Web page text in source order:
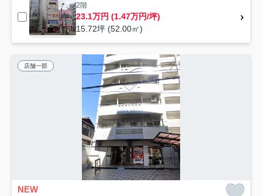
2階
23.1万円 (1.47万円/坪)
15.72坪 (52.00㎡)
店舗一部
NEW